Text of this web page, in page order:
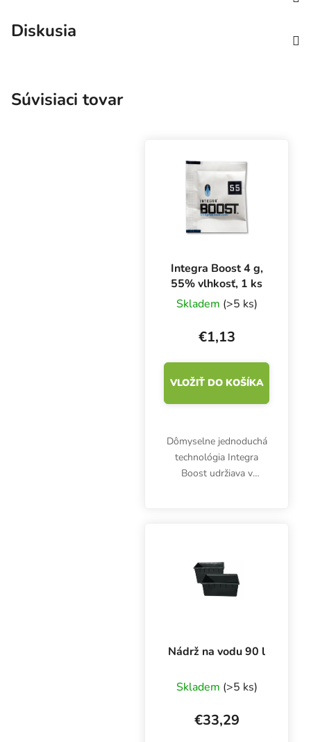
Diskusia
Súvisiaci tovar
Integra Boost 4 g,
55% vlhkosť, 1 ks
Skladem (>5 ks)
€1,13
VLOŽIŤ DO KOŠÍKA
Dômyselne jednoduchá
technológia Integra
Boost udržiava v
nadmerné sušenie!
Nádrž na vodu 90 l
Skladem (>5 ks)
€33,29